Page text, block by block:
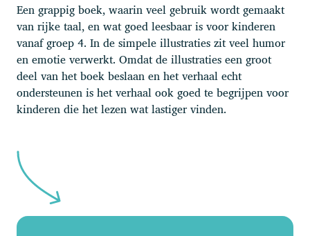
Een grappig boek, waarin veel gebruik wordt gemaakt
van rijke taal, en wat goed leesbaar is voor kinderen
vanaf groep 4. In de simpele illustraties zit veel humor
en emotie verwerkt. Omdat de illustraties een groot
deel van het boek beslaan en het verhaal echt
ondersteunen is het verhaal ook goed te begrijpen voor
kinderen die het lezen wat lastiger vinden.